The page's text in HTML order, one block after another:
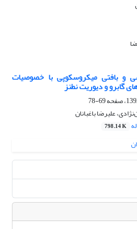
و بافتی میکروسکوپی با خصوصیات
گابرو و دیوریت نطنز
69-78
علیرضا باغبانان
798.14 K